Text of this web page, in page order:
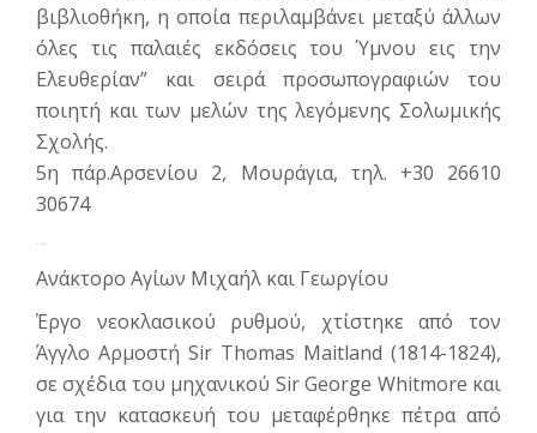
βιβλιο­θήκη, η οποία περιλαμβάνει μεταξύ άλλων
όλες τις παλαιές εκδόσεις του Ύμνου εις την
Ελευθερίαν” και σειρά προσωπογραφιών του
ποιητή και των μελών της λεγόμενης Σολωμικής
Σχολής.
5η πάρ.Αρσενίου 2, Μουράγια, τηλ. +30 26610
30674
Ανάκτορο Αγίων Μιχαήλ και Γεωργίου
Έργο νεοκλασικού ρυθμού, χτίστηκε από τον
Άγγλο Αρμοστή Sir Thomas Maitland (1814-1824),
σε σχέδια του μηχανικού Sir George Whitmore και
για την κατασκευή του μεταφέρ­θηκε πέτρα από